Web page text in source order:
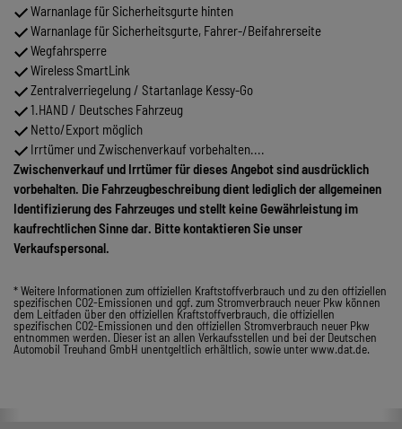
Warnanlage für Sicherheitsgurte hinten
Warnanlage für Sicherheitsgurte, Fahrer-/Beifahrerseite
Wegfahrsperre
Wireless SmartLink
Zentralverriegelung / Startanlage Kessy-Go
1.HAND / Deutsches Fahrzeug
Netto/Export möglich
Irrtümer und Zwischenverkauf vorbehalten....
Zwischenverkauf und Irrtümer für dieses Angebot sind ausdrücklich
vorbehalten. Die Fahrzeugbeschreibung dient lediglich der allgemeinen
Identifizierung des Fahrzeuges und stellt keine Gewährleistung im
kaufrechtlichen Sinne dar. Bitte kontaktieren Sie unser
Verkaufspersonal.
* Weitere Informationen zum offiziellen Kraftstoffverbrauch und zu den offiziellen
spezifischen CO2-Emissionen und ggf. zum Stromverbrauch neuer Pkw können
dem Leitfaden über den offiziellen Kraftstoffverbrauch, die offiziellen
spezifischen CO2-Emissionen und den offiziellen Stromverbrauch neuer Pkw
entnommen werden. Dieser ist an allen Verkaufsstellen und bei der Deutschen
Automobil Treuhand GmbH unentgeltlich erhältlich, sowie unter www.dat.de.